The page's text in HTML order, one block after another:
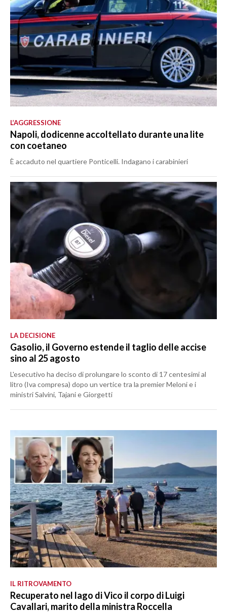
L’AGGRESSIONE
Napoli, dodicenne accoltellato durante una lite
con coetaneo
È accaduto nel quartiere Ponticelli. Indagano i carabinieri
LA DECISIONE
Gasolio, il Governo estende il taglio delle accise
sino al 25 agosto
L'esecutivo ha deciso di prolungare lo sconto di 17 centesimi al
litro (Iva compresa) dopo un vertice tra la premier Meloni e i
ministri Salvini, Tajani e Giorgetti
IL RITROVAMENTO
Recuperato nel lago di Vico il corpo di Luigi
Cavallari, marito della ministra Roccella